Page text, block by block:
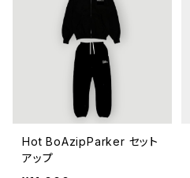
Hot BoAzipParker セット
アップ